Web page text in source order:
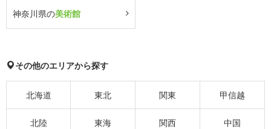
神奈川県の美術館
その他のエリアから探す
北海道 東北 関東 甲信越
北陸 東海 関西 中国